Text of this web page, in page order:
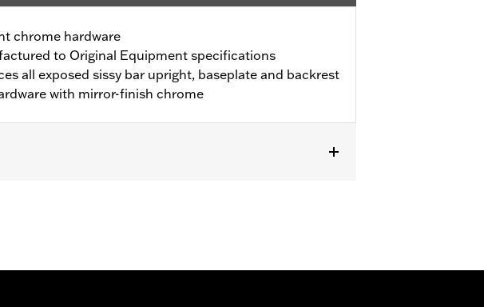
chrome hardware
to Original Equipment specifications
all exposed sissy bar upright, baseplate and backrest
with mirror-finish chrome